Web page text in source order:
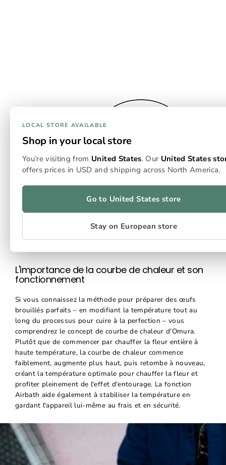
L'importance de la courbe de chaleur et son
fonctionnement
Si vous connaissez la méthode pour préparer des œufs
brouillés parfaits – en modifiant la température tout au
long du processus pour cuire à la perfection – vous
comprendrez le concept de courbe de chaleur d'Omura.
Plutôt que de commencer par chauffer la fleur entière à
haute température, la courbe de chaleur commence
faiblement, augmente plus haut, puis retombe à nouveau,
créant la température optimale pour chauffer la fleur et
profiter pleinement de l'effet d'entourage. La fonction
Airbath aide également à stabiliser la température en
gardant l'appareil lui-même au frais et en sécurité.
LOCAL STORE AVAILABLE
Shop in your local store
You’re visiting from United States. Our United States
offers prices in USD and shipping across North America.
Go to United States store
Stay on European store